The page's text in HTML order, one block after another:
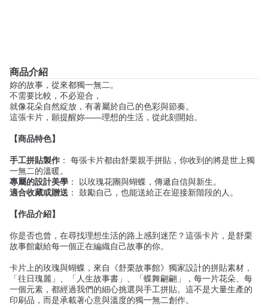
商品介紹
妳的故事，從來都獨一無二。
不需要比較，不必迎合，
就像花朵自然綻放，有著屬於自己的色彩與節奏。
這張卡片，願提醒妳——理想的生活，從此刻開始。
【商品特色】
手工拼貼製作 ： 每張卡片都由舒栗親手拼貼，你收到的將是世上獨
一無二的溫暖。
專屬的設計美學 ： 以玫瑰花團與蝴蝶，傳遞自信與新生。
適合收藏或贈送 ： 鼓勵自己，也能送給正在迎接新階段的人。
【作品介紹】
你是否也曾，在尋找理想生活的路上感到迷茫？這張卡片，是舒栗
故事館獻給每一個正在編織自己故事的你。
卡片上的玫瑰與蝴蝶，來自《舒栗故事館》獨家設計的拼貼素材，
「往日瑰麗」、「人生故事書」、「蝶舞翩翩」，每一片花朵、每
一個元素，都經過我們的細心挑選與手工拼貼。這不是大量生產的
印刷品，而是承載著心意與溫度的獨一無二創作。